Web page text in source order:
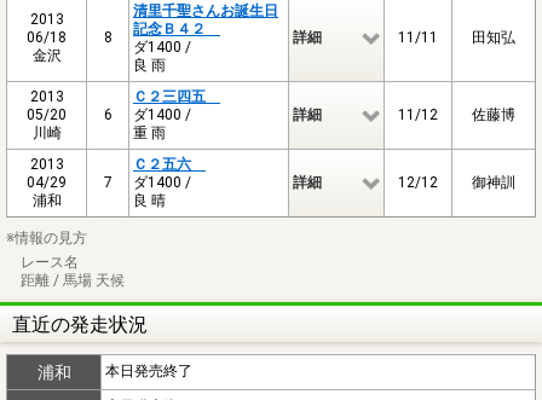
2013
06/18
金沢
8
清里千聖さんお誕生日
記念Ｂ４２
ダ1400 /
良 雨
詳細 11/11 田知弘
2013
05/20
川崎
6
Ｃ２三四五
ダ1400 /
重 雨
詳細 11/12 佐藤博
2013
04/29
浦和
7
Ｃ２五六
ダ1400 /
良 晴
詳細 12/12 御神訓
※情報の見方
レース名
距離 / 馬場 天候
直近の発走状況
浦和 本日発売終了